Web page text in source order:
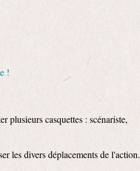
plusieurs casquettes : scénariste,
les divers déplacements de l'action.